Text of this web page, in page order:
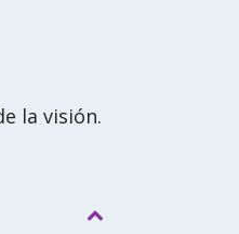
la visión.